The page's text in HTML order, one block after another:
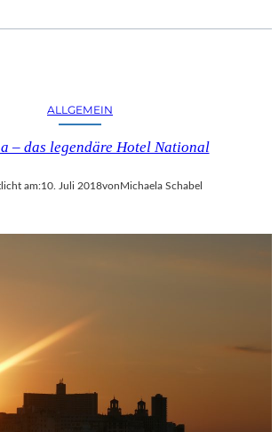
ALLGEMEIN
– das legendäre Hotel National
am:10. Juli 2018vonMichaela Schabel